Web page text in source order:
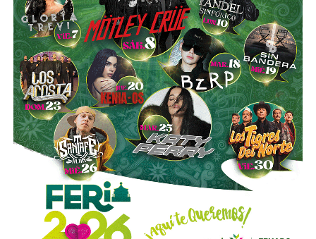
documentación relacionada con la operación del sitio.
Las investigaciones también permitieron ejecutar cateos
en Tizayuca, Hidalgo, y Cuautla, Morelos.
En Hidalgo fueron asegurados más de456 mil litrosde un
líquido que podría corresponder a hidrocarburos o
productos químicos utilizados para su procesamiento,
mientras que en Morelos se localizaron documentos,
talones de cheques y muestras obtenidas de diversos
contenedores.
La Fiscalía General de la República informó que estos
operativos forman parte delPlan Estratégico de